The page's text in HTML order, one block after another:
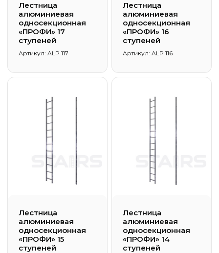
Лестница
алюминиевая
односекционная
«ПРОФИ» 17
ступеней
Артикул: ALP 117
Лестница
алюминиевая
односекционная
«ПРОФИ» 16
ступеней
Артикул: ALP 116
Лестница
алюминиевая
односекционная
«ПРОФИ» 15
ступеней
Лестница
алюминиевая
односекционная
«ПРОФИ» 14
ступеней